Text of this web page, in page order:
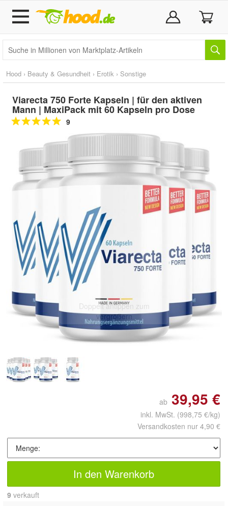
Hood › Beauty & Gesundheit › Erotik › Sonstige
Viarecta 750 Forte Kapseln | für den aktiven
Mann | MaxiPack mit 60 Kapseln pro Dose
9
Doppelt antippen zum
vergrößern
ab 39,95 €
inkl. MwSt. (998,75 €/kg)
Versandkosten nur 4,90 €
In den Warenkorb
9 verkauft